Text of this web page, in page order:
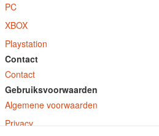
PC
XBOX
Playstation
Contact
Contact
Gebruiksvoorwaarden
Algemene voorwaarden
Privacy